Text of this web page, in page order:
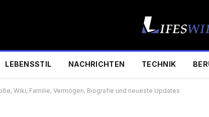
LEBENSSTIL NACHRICHTEN TECHNIK
Wiki, Familie, Vermögen, Biografie und neueste Updates